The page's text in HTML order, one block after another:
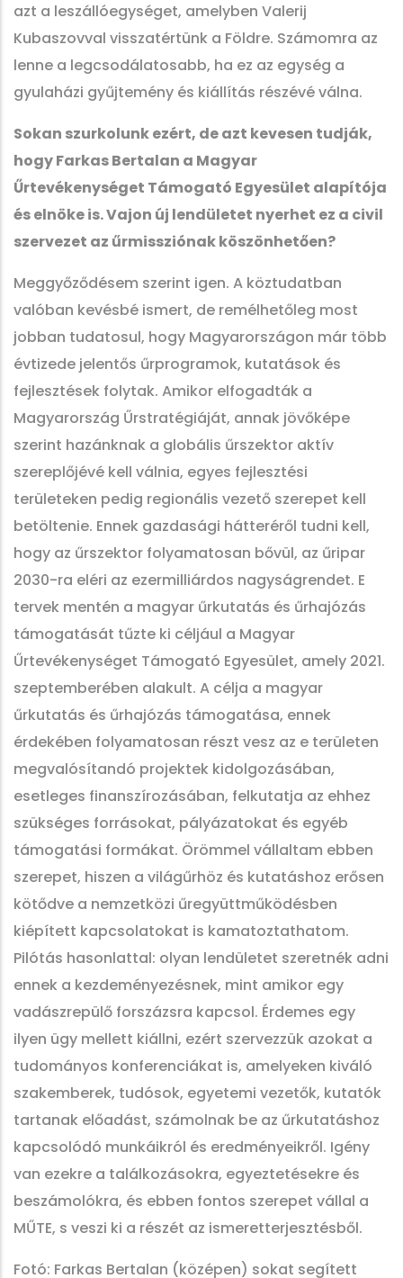
azt a leszállóegységet, amelyben Valerij
Kubaszovval visszatértünk a Földre. Számomra az
lenne a legcsodálatosabb, ha ez az egység a
gyulaházi gyűjtemény és kiállítás részévé válna.
Sokan szurkolunk ezért, de azt kevesen tudják,
hogy Farkas Bertalan a Magyar
Űrtevékenységet Támogató Egyesület alapítója
és elnöke is. Vajon új lendületet nyerhet ez a civil
szervezet az űrmissziónak köszönhetően?
Meggyőződésem szerint igen. A köztudatban
valóban kevésbé ismert, de remélhetőleg most
jobban tudatosul, hogy Magyarországon már több
évtizede jelentős űrprogramok, kutatások és
fejlesztések folytak. Amikor elfogadták a
Magyarország Űrstratégiáját, annak jövőképe
szerint hazánknak a globális űrszektor aktív
szereplőjévé kell válnia, egyes fejlesztési
területeken pedig regionális vezető szerepet kell
betöltenie. Ennek gazdasági hátteréről tudni kell,
hogy az űrszektor folyamatosan bővül, az űripar
2030-ra eléri az ezermilliárdos nagyságrendet. E
tervek mentén a magyar űrkutatás és űrhajózás
támogatását tűzte ki céljául a Magyar
Űrtevékenységet Támogató Egyesület, amely 2021.
szeptemberében alakult. A célja a magyar
űrkutatás és űrhajózás támogatása, ennek
érdekében folyamatosan részt vesz az e területen
megvalósítandó projektek kidolgozásában,
esetleges finanszírozásában, felkutatja az ehhez
szükséges forrásokat, pályázatokat és egyéb
támogatási formákat. Örömmel vállaltam ebben
szerepet, hiszen a világűrhöz és kutatáshoz erősen
kötődve a nemzetközi űregyüttműködésben
kiépített kapcsolatokat is kamatoztathatom.
Pilótás hasonlattal: olyan lendületet szeretnék adni
ennek a kezdeményezésnek, mint amikor egy
vadászrepülő forszázsra kapcsol. Érdemes egy
ilyen ügy mellett kiállni, ezért szervezzük azokat a
tudományos konferenciákat is, amelyeken kiváló
szakemberek, tudósok, egyetemi vezetők, kutatók
tartanak előadást, számolnak be az űrkutatáshoz
kapcsolódó munkáikról és eredményeikről. Igény
van ezekre a találkozásokra, egyeztetésekre és
beszámolókra, és ebben fontos szerepet vállal a
MŰTE, s veszi ki a részét az ismeretterjesztésből.
Fotó: Farkas Bertalan (középen) sokat segített